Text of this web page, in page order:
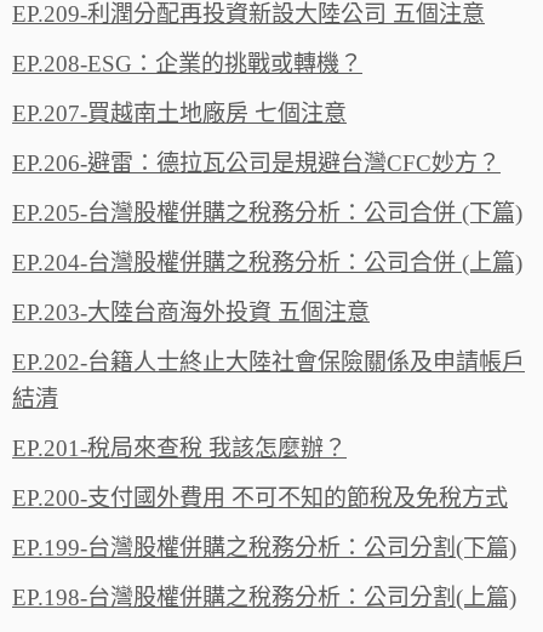
EP.209-利潤分配再投資新設大陸公司 五個注意
EP.208-ESG：企業的挑戰或轉機？
EP.207-買越南土地廠房 七個注意
EP.206-避雷：德拉瓦公司是規避台灣CFC妙方？
EP.205-台灣股權併購之稅務分析：公司合併 (下篇)
EP.204-台灣股權併購之稅務分析：公司合併 (上篇)
EP.203-大陸台商海外投資 五個注意
EP.202-台籍人士終止大陸社會保險關係及申請帳戶
結清
EP.201-稅局來查稅 我該怎麼辦？
EP.200-支付國外費用 不可不知的節稅及免稅方式
EP.199-台灣股權併購之稅務分析：公司分割(下篇)
EP.198-台灣股權併購之稅務分析：公司分割(上篇)